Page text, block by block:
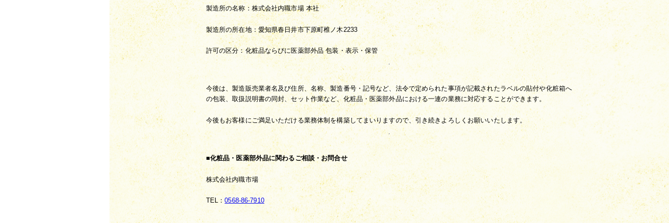
製造所の名称：株式会社内職市場 本社
製造所の所在地：愛知県春日井市下原町椎ノ木2233
許可の区分：化粧品ならびに医薬部外品 包装・表示・保管
今後は、製造販売業者名及び住所、名称、製造番号・記号など、法令で定められた事項が記載されたラベルの貼付や化粧箱へ
の包装、取扱説明書の同封、セット作業など、化粧品・医薬部外品における一連の業務に対応することができます。
今後もお客様にご満足いただける業務体制を構築してまいりますので、引き続きよろしくお願いいたします。
■化粧品・医薬部外品に関わるご相談・お問合せ
株式会社内職市場
TEL：0568-86-7910